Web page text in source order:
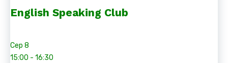
English Speaking Club
Сер 8
15:00 - 16:30